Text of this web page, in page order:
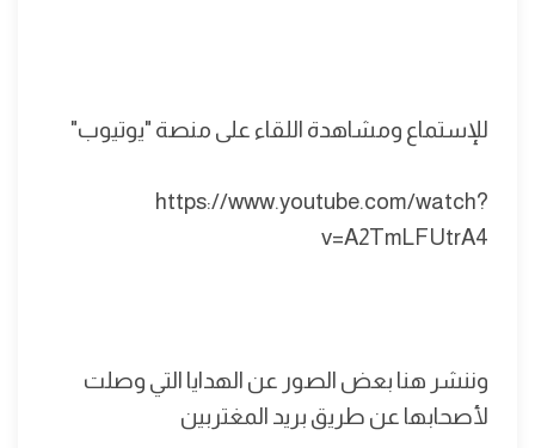
للإستماع ومشاهدة اللقاء على منصة "يوتيوب"
https://www.youtube.com/watch?
v=A2TmLFUtrA4
وننشر هنا بعض الصور عن الهدايا التي وصلت
لأصحابها عن طريق بريد المغتربين